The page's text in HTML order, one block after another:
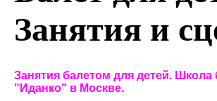
Занятия и
Занятия балетом для детей. Школа
"Иданко" в Москве.